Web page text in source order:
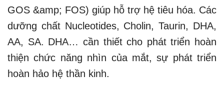
GOS &amp; FOS) giúp hỗ trợ hệ tiêu hóa. Các
dưỡng chất Nucleotides, Cholin, Taurin, DHA,
AA, SA. DHA… cần thiết cho phát triển hoàn
thiện chức năng nhìn của mắt, sự phát triển
hoàn hảo hệ thần kinh.